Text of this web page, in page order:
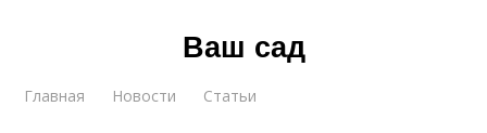
Ваш сад
Главная Новости Статьи